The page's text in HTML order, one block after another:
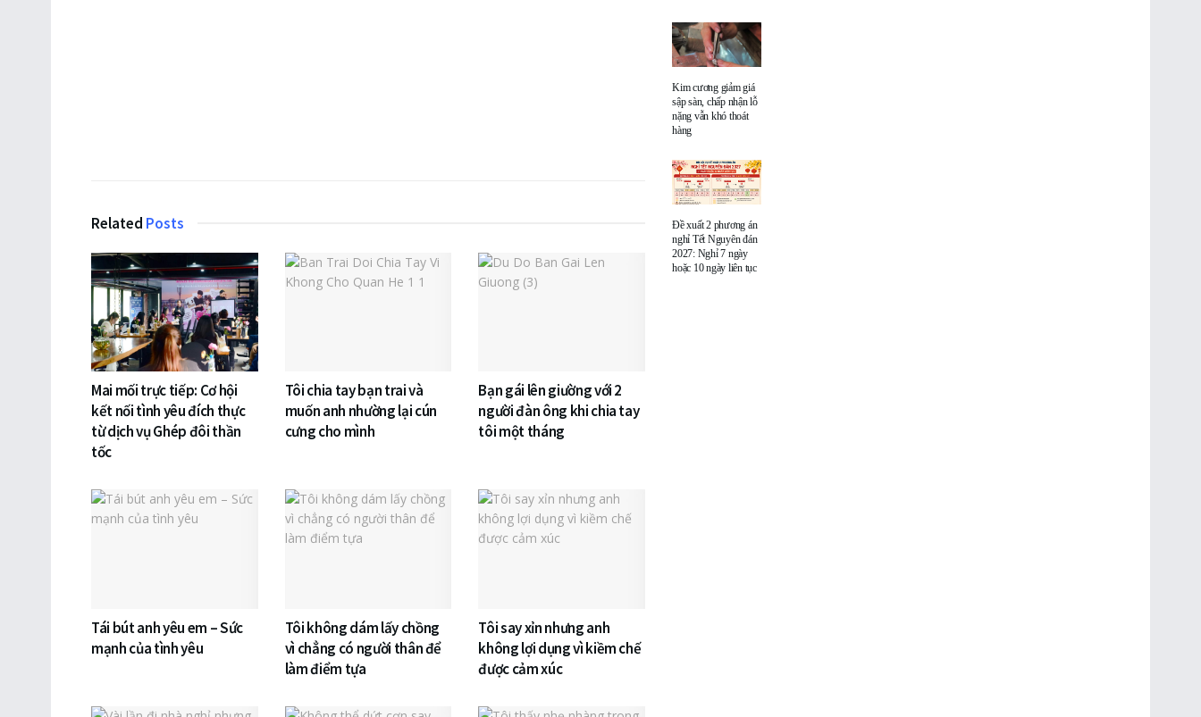
Related Posts
Mai mối trực tiếp: Cơ hội
kết nối tình yêu đích thực
từ dịch vụ Ghép đôi thần
tốc
Tôi chia tay bạn trai và
muốn anh nhường lại cún
cưng cho mình
Bạn gái lên giường với 2
người đàn ông khi chia tay
tôi một tháng
Tái bút anh yêu em – Sức
mạnh của tình yêu
Tôi không dám lấy chồng
vì chẳng có người thân để
làm điểm tựa
Tôi say xỉn nhưng anh
không lợi dụng vì kiềm chế
được cảm xúc
Kim cương giảm giá
sập sàn, chấp nhận lỗ
nặng vẫn khó thoát
hàng
Đề xuất 2 phương án
nghỉ Tết Nguyên đán
2027: Nghỉ 7 ngày
hoặc 10 ngày liên tục